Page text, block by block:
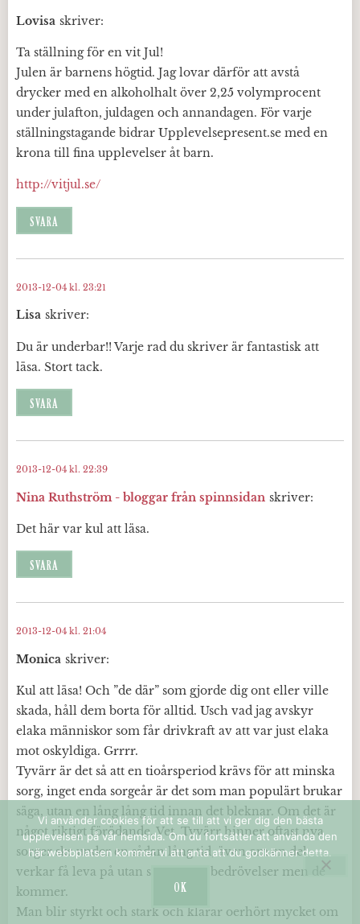
Lovisa skriver:
Ta ställning för en vit Jul!
Julen är barnens högtid. Jag lovar därför att avstå
drycker med en alkoholhalt över 2,25 volymprocent
under julafton, juldagen och annandagen. För varje
ställningstagande bidrar Upplevelsepresent.se med en
krona till fina upplevelser åt barn.
http://vitjul.se/
SVARA
Lisa skriver:
2013-12-04 kl. 23:21
Du är underbar!! Varje rad du skriver är fantastisk att
läsa. Stort tack.
SVARA
Nina Ruthström - bloggar från spinnsidan skriver:
2013-12-04 kl. 22:39
Det här var kul att läsa.
SVARA
Monica skriver:
2013-12-04 kl. 21:04
Kul att läsa! Och ”de där” som gjorde dig ont eller ville
skada, håll dem borta för alltid. Usch vad jag avskyr
elaka människor som får drivkraft av att var just elaka
mot oskyldiga. Grrrr.
Tyvärr är det så att en tioårsperiod krävs för att minska
sorg, inget enda sorgeår är det som man populärt brukar
säga, utan en lång lång tid innan det bleknar. Om det är
något riktigt förödande. Vet. Tyvärr hinner oftast nya
sorger ske under en sådan lång tid, även om en del
verkar få leva på utan sorger och bedrövelser men de
kommer.
Man blir styrkt och stark och klarar oerhört mycket om
Vi använder cookies för att se till att vi ger dig den bästa
upplevelsen på vår hemsida. Om du fortsätter att använda den
här webbplatsen kommer vi att anta att du godkänner detta.
OK